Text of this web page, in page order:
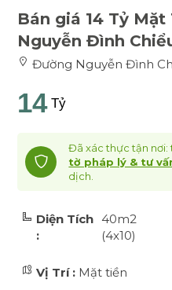
Bán giá 14 Tỷ
Nguyễn Đình
Đường Nguyễn Đình
14 Tỷ
Đã xác thực tận nơi:
tờ pháp lý & tư
dịch.
Diện Tích
:
40m2
(4x10)
Vị Trí : Mặt tiền